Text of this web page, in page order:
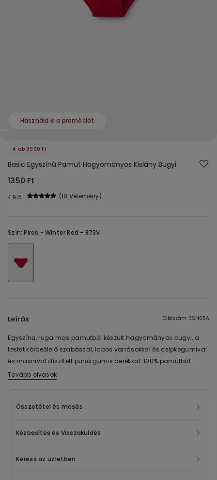
Használd ki a promóciót
4 db 3990 Ft
Basic Egyszínű Pamut Hagyományos Kislány Bugyi
1350 Ft
4,9 18 Vélemény
Szín:Piros -Winter Red - 873V
Leírás Cikkszám: 3SN05A
Egyszínű, rugalmas pamutból készült hagyományos bugyi, a
testet körbeölelő szabással, lapos varrásokkal és csipkegumival
és masnival díszített puha gumis derékkal. 100% pamutból
készült lépésbetéttel.
Tovább olvasok
Összetétel és mosás
Kézbesítés és Visszaküldés
Keress az üzletben